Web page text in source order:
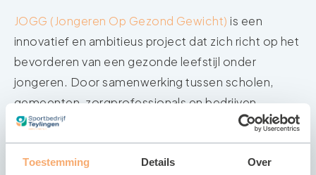
Toestemming Details Over
JOGG (Jongeren Op Gezond Gewicht) is een
innovatief en ambitieus project dat zich richt op het
bevorderen van een gezonde leefstijl onder
jongeren. Door samenwerking tussen scholen,
gemeenten, zorgprofessionals en bedrijven,
creëert JOGG een omgeving waarin gezonde
keuzes makkelijk en vanzelfsprekend worden.